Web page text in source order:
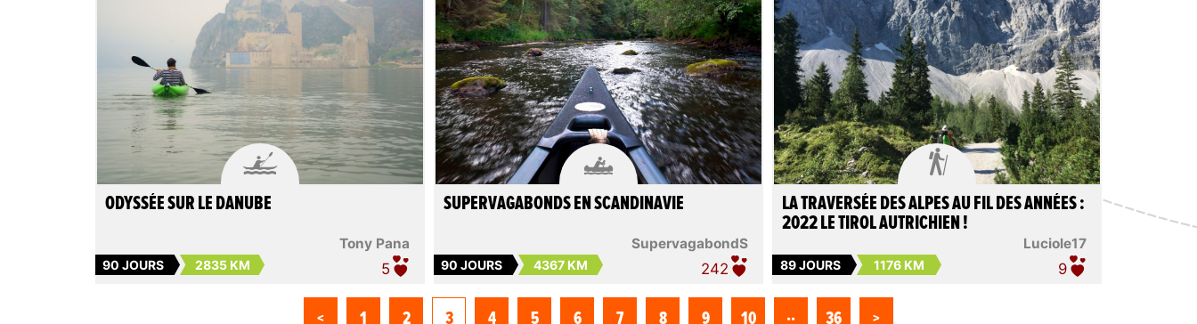

Tony Pana
ODYSSÉE SUR LE DANUBE
90 JOURS 2835 KM 5

SupervagabondS
SUPERVAGABONDS EN SCANDINAVIE
90 JOURS 4367 KM 242

Luciole17
LA TRAVERSÉE DES ALPES AU FIL DES ANNÉES :
2022 LE TIROL AUTRICHIEN !
89 JOURS 1176 KM 9
< 1 2 3 4 5 6 7 8 9 10 .. 36 >